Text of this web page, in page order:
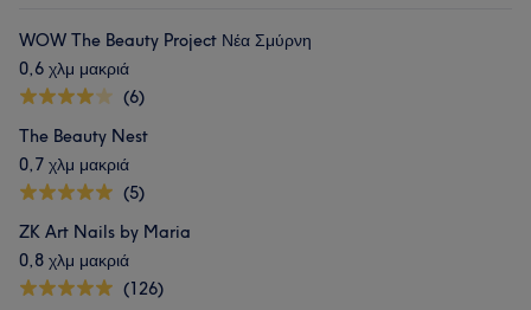
WOW The Beauty Project Νέα Σμύρνη
0,6 χλμ μακριά
(6)
The Beauty Nest
0,7 χλμ μακριά
(5)
ZK Art Nails by Maria
0,8 χλμ μακριά
(126)